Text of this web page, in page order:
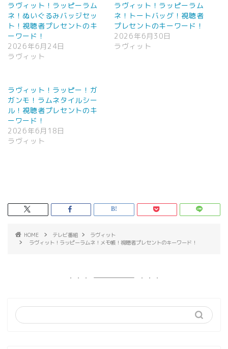
ラヴィット！ラッピーラム
ネ！ぬいぐるみバッジセッ
ト！視聴者プレセントのキ
ーワード！
2026年6月24日
ラヴィット
ラヴィット！ラッピーラム
ネ！トートバッグ！視聴者
プレセントのキーワード！
2026年6月30日
ラヴィット
ラヴィット！ラッピー！ガ
ガンモ！ラムネタイルシー
ル！視聴者プレセントのキ
ーワード！
2026年6月18日
ラヴィット
HOME テレビ番組
ラヴィット
ラヴィット！ラッピーラムネ！メモ帳！視聴者プレセントのキーワード！